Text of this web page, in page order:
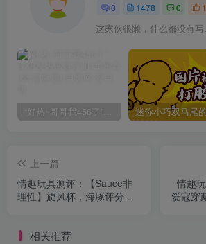
0 1478 0
这家伙很懒，什么都没有写
“好热~哥哥我456了”GXP发热试炼评测4星推荐[db:副标题]
上一篇
情趣玩具测评：【Sauce非
理性】旋风杯，海豚评分：8
情趣
爱寇穿
相关推荐